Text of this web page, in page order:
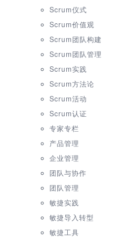
Scrum仪式
Scrum价值观
Scrum团队构建
Scrum团队管理
Scrum实践
Scrum方法论
Scrum活动
Scrum认证
专家专栏
产品管理
企业管理
团队与协作
团队管理
敏捷实践
敏捷导入转型
敏捷工具